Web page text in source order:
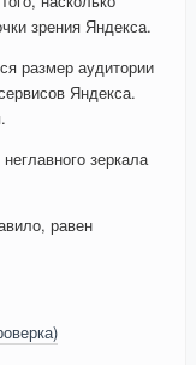
зрения Яндекса.
размер аудитории
Яндекса.
зеркала
равен